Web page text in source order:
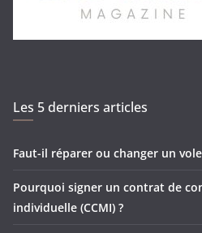
Les 5 derniers articles
Faut-il réparer ou changer un
Pourquoi signer un contrat de
individuelle (CCMI) ?